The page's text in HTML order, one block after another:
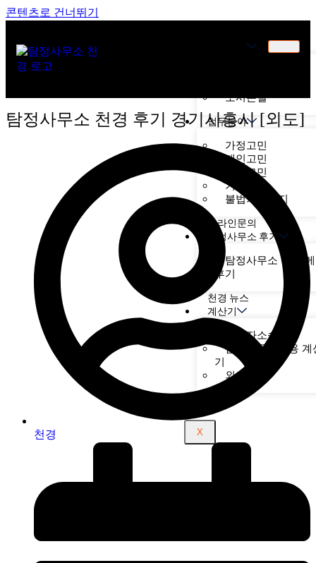
콘텐츠로 건너뛰기
오시는길
업무분야
가정고민
개인고민
기업고민
기타고민
불법기기탐지
온라인문의
탐정사무소 후기
탐정사무소 천경
후기
천경 뉴스
계산기
상간자소송
탐정사무소비용 계
기
외도 징후
X
탐정사무소 천경 후기 경기시흥시 [외도]
천경